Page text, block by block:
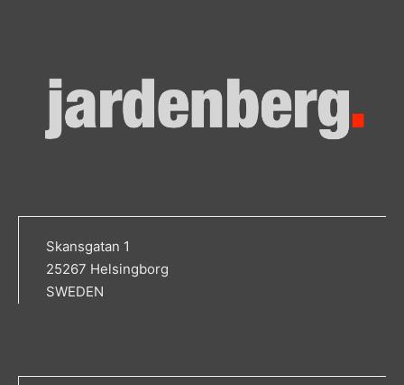
Skansgatan 1
25267 Helsingborg
SWEDEN